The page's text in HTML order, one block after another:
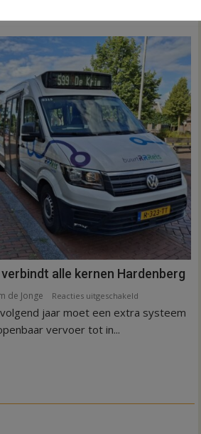
werknemers
alle kernen Hardenberg
de Jonge Reacties uitgeschakeld
Nieuw
Hardenberg
volgend jaar moet een extra systeem
vervoer tot in...